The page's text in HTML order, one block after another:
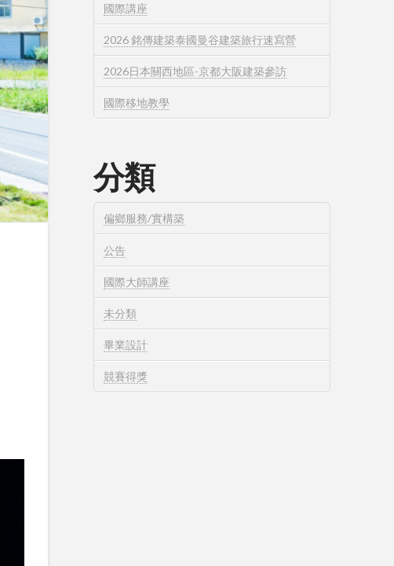
國際講座
2026 銘傳建築泰國曼谷建築旅行速寫營
2026日本關西地區-京都大阪建築參訪
國際移地教學
分類
偏鄉服務/實構築
公告
國際大師講座
未分類
畢業設計
競賽得獎